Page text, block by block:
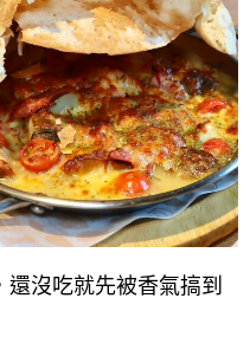
沒吃就先被香氣搞到